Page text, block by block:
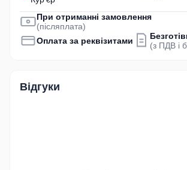
При отриманні замовлення
(післяплата)
Оплата за реквізитами
(з ПДВ і
Відгуки